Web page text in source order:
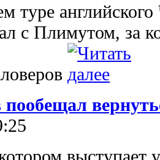
туре
с Плимутом, за
пообещал